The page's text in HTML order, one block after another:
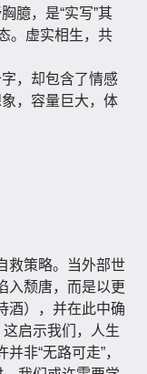
臆，是“实写”其
。虚实相生，共
，却包含了情感
，容量巨大，体
救策略。当外部世
入颓唐，而是以更
酒），并在此中确
这启示我们，人生
非“无路可走”，